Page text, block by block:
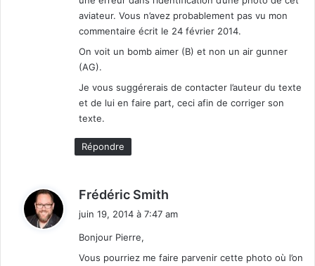
aviateur. Vous n’avez probablement pas vu mon
commentaire écrit le 24 février 2014.
On voit un bomb aimer (B) et non un air gunner
(AG).
Je vous suggérerais de contacter l’auteur du texte
et de lui en faire part, ceci afin de corriger son
texte.
Répondre
Frédéric Smith
:
juin 19, 2014 à 7:47 am
Bonjour Pierre,
Vous pourriez me faire parvenir cette photo où l’on